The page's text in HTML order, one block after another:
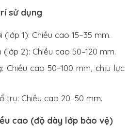
sử dụng
1): Chiều cao 15–35 mm.
2): Chiều cao 50–120 mm.
Chiều cao 50–100 mm, chịu lực
trụ: Chiều cao 20–50 mm.
cao (độ dày lớp bảo vệ)